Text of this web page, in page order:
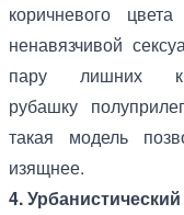
коричневого
ненавязчивой
пару лишних
рубашку
такая модель
изящнее.
4.